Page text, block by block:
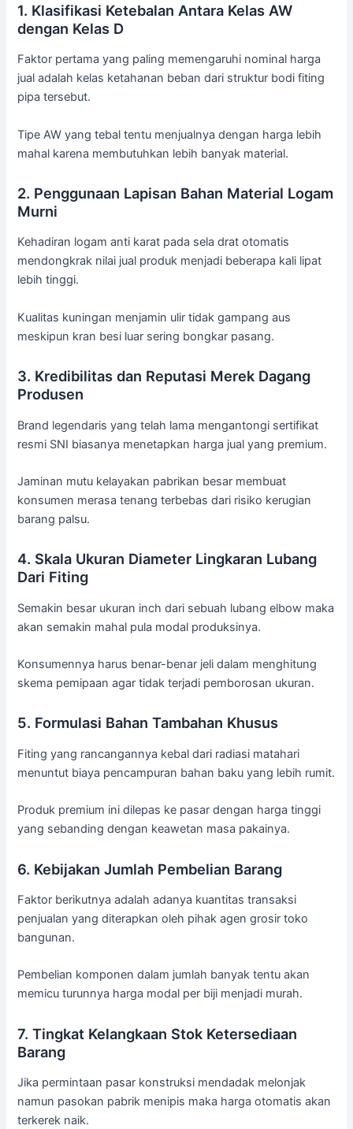
1. Klasifikasi Ketebalan Antara Kelas AW
dengan Kelas D
Faktor pertama yang paling memengaruhi nominal harga
jual adalah kelas ketahanan beban dari struktur bodi fiting
pipa tersebut.
Tipe AW yang tebal tentu menjualnya dengan harga lebih
mahal karena membutuhkan lebih banyak material.
2. Penggunaan Lapisan Bahan Material Logam
Murni
Kehadiran logam anti karat pada sela drat otomatis
mendongkrak nilai jual produk menjadi beberapa kali lipat
lebih tinggi.
Kualitas kuningan menjamin ulir tidak gampang aus
meskipun kran besi luar sering bongkar pasang.
3. Kredibilitas dan Reputasi Merek Dagang
Produsen
Brand legendaris yang telah lama mengantongi sertifikat
resmi SNI biasanya menetapkan harga jual yang premium.
Jaminan mutu kelayakan pabrikan besar membuat
konsumen merasa tenang terbebas dari risiko kerugian
barang palsu.
4. Skala Ukuran Diameter Lingkaran Lubang
Dari Fiting
Semakin besar ukuran inch dari sebuah lubang elbow maka
akan semakin mahal pula modal produksinya.
Konsumennya harus benar-benar jeli dalam menghitung
skema pemipaan agar tidak terjadi pemborosan ukuran.
5. Formulasi Bahan Tambahan Khusus
Fiting yang rancangannya kebal dari radiasi matahari
menuntut biaya pencampuran bahan baku yang lebih rumit.
Produk premium ini dilepas ke pasar dengan harga tinggi
yang sebanding dengan keawetan masa pakainya.
6. Kebijakan Jumlah Pembelian Barang
Faktor berikutnya adalah adanya kuantitas transaksi
penjualan yang diterapkan oleh pihak agen grosir toko
bangunan.
Pembelian komponen dalam jumlah banyak tentu akan
memicu turunnya harga modal per biji menjadi murah.
7. Tingkat Kelangkaan Stok Ketersediaan
Barang
Jika permintaan pasar konstruksi mendadak melonjak
namun pasokan pabrik menipis maka harga otomatis akan
terkerek naik.